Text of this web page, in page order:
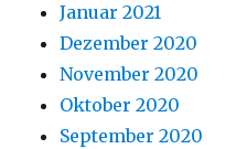
Januar 2021
Dezember 2020
November 2020
Oktober 2020
September 2020